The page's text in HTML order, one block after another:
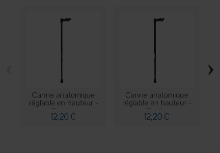
Canne anatomique
réglable en hauteur -
Gauche
12,20 €
Canne anatomique
réglable en hauteur -
Droite
12,20 €
›